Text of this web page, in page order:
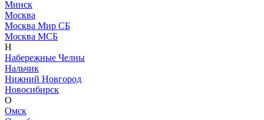
Минск
Москва
Москва Мир СБ
Москва МСБ
Н
Набережные Челны
Нальчик
Нижний Новгород
Новосибирск
О
Омск